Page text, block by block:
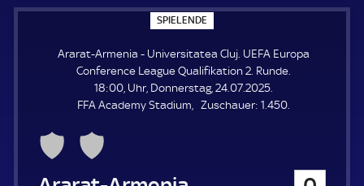
SPIELENDE
P
E
L
E
N
D
E
Ararat-Armenia - Universitatea Cluj. UEFA Europa
Conference League Qualifikation 2. Runde.
18:00, Uhr, Donnerstag, 24.07.2025.
FFA Academy Stadium
Zuschauer: Z1.450.